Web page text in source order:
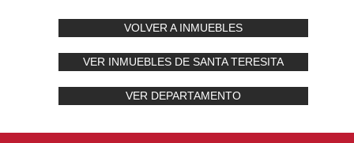
VOLVER A INMUEBLES
VER INMUEBLES DE SANTA TERESITA
VER DEPARTAMENTO